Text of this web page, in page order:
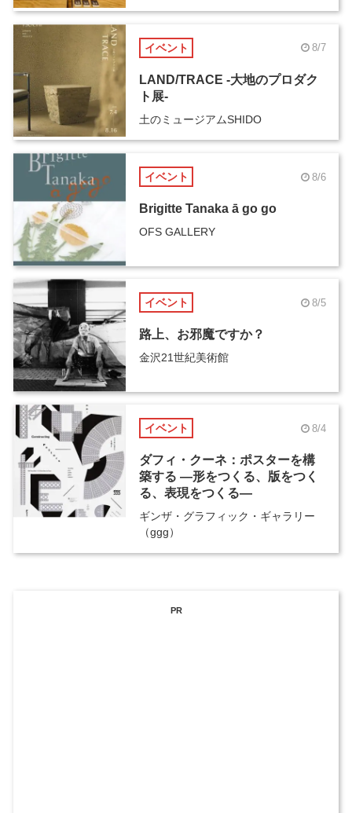
イベント 8/7
LAND/TRACE -大地のプロダク
ト展-
土のミュージアムSHIDO
イベント 8/6
Brigitte Tanaka ā go go
OFS GALLERY
イベント 8/5
路上、お邪魔ですか？
金沢21世紀美術館
イベント 8/4
ダフィ・クーネ：ポスターを構
築する ―形をつくる、版をつく
る、表現をつくる―
ギンザ・グラフィック・ギャラリー
（ggg）
PR